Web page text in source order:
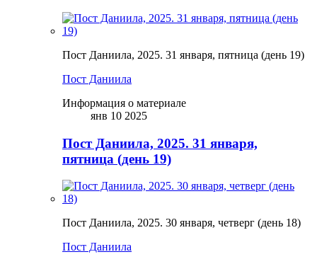
Пост Даниила, 2025. 31 января, пятница (день 19)
Пост Даниила
Информация о материале
янв 10 2025
Пост Даниила, 2025. 31 января,
пятница (день 19)
Пост Даниила, 2025. 30 января, четверг (день 18)
Пост Даниила